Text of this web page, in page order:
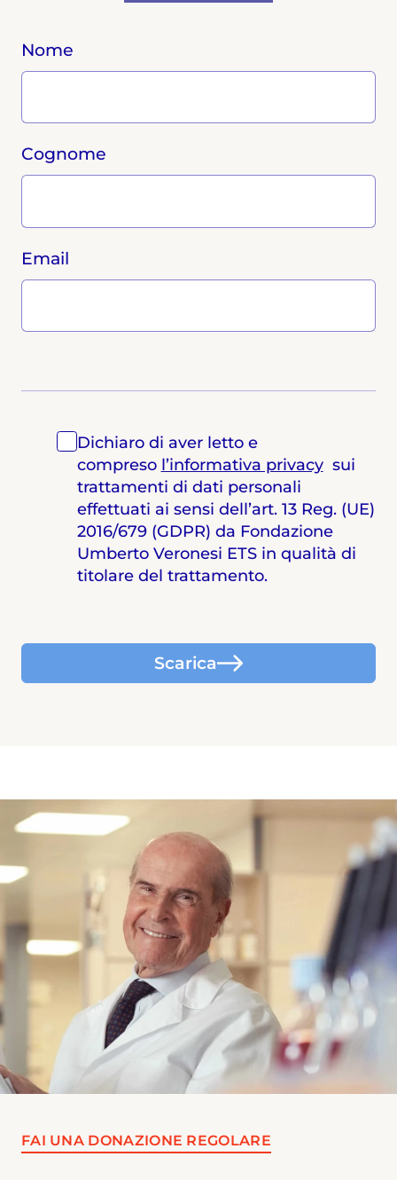
Nome
Cognome
Email
Dichiaro di aver letto e
compreso l’informativa privacysui
trattamenti di dati personali
effettuati ai sensi dell’art. 13 Reg. (UE)
2016/679 (GDPR) da Fondazione
Umberto Veronesi ETS in qualità di
titolare del trattamento.
Scarica
FAI UNA DONAZIONE REGOLARE